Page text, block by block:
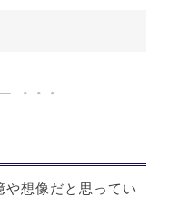
想像だと思ってい